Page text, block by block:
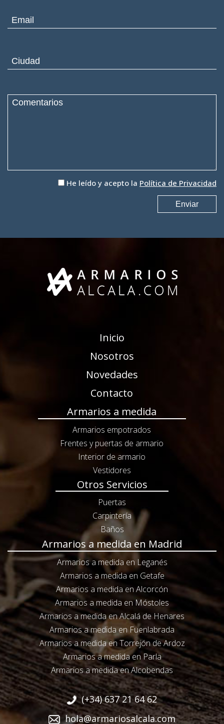
He leído y acepto la Política de Privacidad
Inicio
Nosotros
Novedades
Contacto
Armarios a medida
Armarios empotrados
Frentes y puertas de armario
Interior de armario
Vestidores
Otros Servicios
Puertas
Carpintería
Baños
Armarios a medida en Madrid
Armarios a medida en Leganés
Armarios a medida en Getafe
Armarios a medida en Alcorcón
Armarios a medida en Móstoles
Armarios a medida en Alcalá de Henares
Armarios a medida en Fuenlabrada
Armarios a medida en Torrejón de Ardoz
Armarios a medida en Parla
Armarios a medida en Alcobendas
(+34) 637 21 64 62
hola@armariosalcala.com